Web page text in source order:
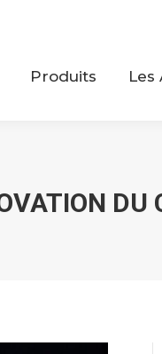
Produits Les
DU